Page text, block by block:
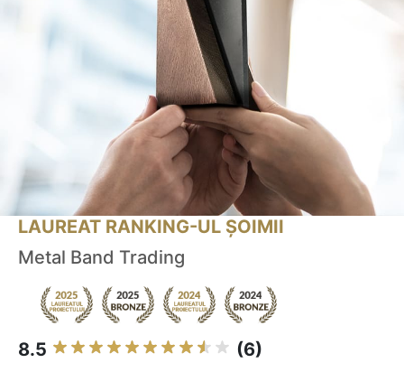
LAUREAT RANKING-UL ȘOIMII
Metal Band Trading
8.5 (6)